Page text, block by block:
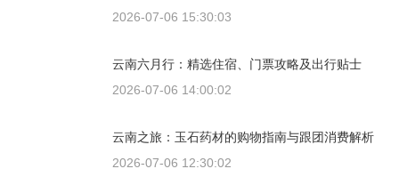
2026-07-06 15:30:03
云南六月行：精选住宿、门票攻略及出行贴士
2026-07-06 14:00:02
云南之旅：玉石药材的购物指南与跟团消费解析
2026-07-06 12:30:02